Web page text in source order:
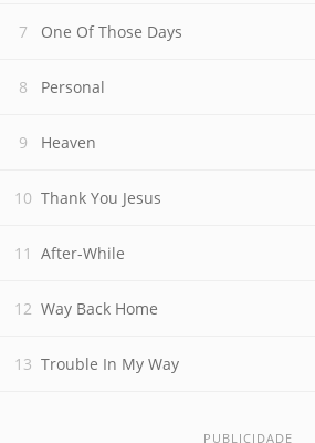
One Of Those Days
Personal
Heaven
Thank You Jesus
After-While
Way Back Home
Trouble In My Way